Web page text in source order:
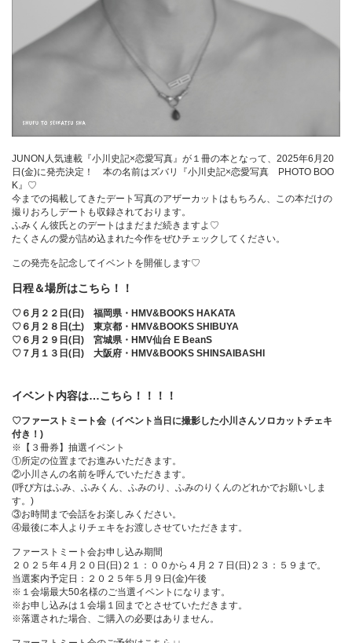
JUNON人気連載『小川史記×恋愛写真』が１冊の本となって、2025年6月20
日(金)に発売決定！ 本の名前はズバリ『小川史記×恋愛写真 PHOTO BOO
K』♡
今までの掲載してきたデート写真のアザーカットはもちろん、この本だけの
撮りおろしデートも収録されております。
ふみくん彼氏とのデートはまだまだ続きますよ♡
たくさんの愛が詰め込まれた今作をぜひチェックしてください。
この発売を記念してイベントを開催します♡
日程＆場所はこちら！！
♡６月２２日(日) 福岡県・HMV&BOOKS HAKATA
♡６月２８日(土) 東京都・HMV&BOOKS SHIBUYA
♡６月２９日(日) 宮城県・HMV仙台 E BeanS
♡７月１３日(日) 大阪府・HMV&BOOKS SHINSAIBASHI
イベント内容は…こちら！！！！
♡ファーストミート会（イベント当日に撮影した小川さんソロカットチェキ
付き！)
※【３冊券】抽選イベント
①所定の位置までお進みいただきます。
②小川さんの名前を呼んでいただきます。
(呼び方はふみ、ふみくん、ふみのり、ふみのりくんのどれかでお願いしま
す。)
③お時間まで会話をお楽しみください。
④最後に本人よりチェキをお渡しさせていただきます。
ファーストミート会お申し込み期間
２０２５年４月２０日(日)２１：００から４月２７日(日)２３：５９まで。
当選案内予定日：２０２５年５月９日(金)午後
※１会場最大50名様のご当選イベントになります。
※お申し込みは１会場１回までとさせていただきます。
※落選された場合、ご購入の必要はありません。